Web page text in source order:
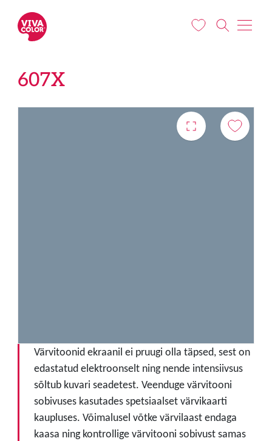
607X
Värvitoonid ekraanil ei pruugi olla täpsed, sest on
edastatud elektroonselt ning nende intensiivsus
sõltub kuvari seadetest. Veenduge värvitooni
sobivuses kasutades spetsiaalset värvikaarti
kaupluses. Võimalusel võtke värvilaast endaga
kaasa ning kontrollige värvitooni sobivust samas